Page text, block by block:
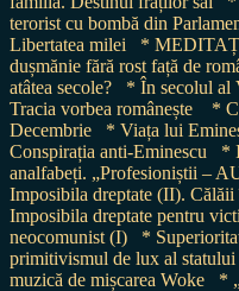
terorist cu bombă din
Libertatea milei
*
dușmănie fără rost față de
atâtea secole?
* În secolul al
Tracia vorbea românește
*
Decembrie
* Viața lui
Conspirația anti-Eminescu
*
analfabeți. „Profesioniștii –
Imposibila dreptate (II).
Imposibila dreptate pentru
neocomunist (I)
*
primitivismul de lux al statului
muzică de mișcarea Woke
*